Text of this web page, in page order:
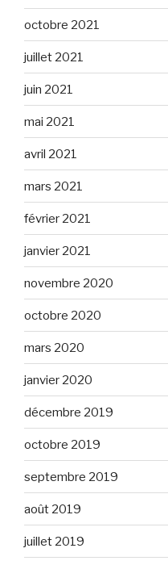
octobre 2021
juillet 2021
juin 2021
mai 2021
avril 2021
mars 2021
février 2021
janvier 2021
novembre 2020
octobre 2020
mars 2020
janvier 2020
décembre 2019
octobre 2019
septembre 2019
août 2019
juillet 2019